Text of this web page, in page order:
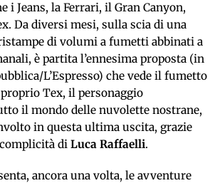
i Jeans, la Ferrari, il Gran Canyon,
Da diversi mesi, sulla scia di una
di volumi a fumetti abbinati a
è partita l’ennesima proposta (in
L’Espresso) che vede il fumetto
Tex, il personaggio
il mondo delle nuvolette nostrane,
in questa ultima uscita, grazie
di Luca Raffaelli.
ancora una volta, le avventure